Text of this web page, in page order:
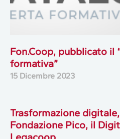
Fon.Coop, pubblicato il
formativa”
15 Dicembre 2023
Trasformazione
Fondazione Pico, il